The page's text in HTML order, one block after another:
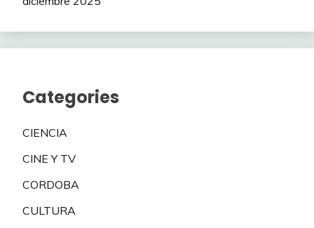
Categories
CIENCIA
CINE Y TV
CORDOBA
CULTURA